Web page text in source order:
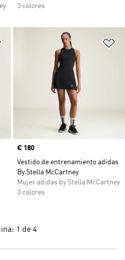
3 colores
Añadir a la lista de deseos
Precio
€ 180
Vestido de entrenamiento adidas
By Stella McCartney
Mujer adidas by Stella McCartney
3 colores
1 de 4